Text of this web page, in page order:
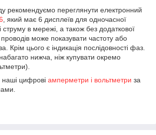
рекомендуємо переглянути електронний
, який має 6 дисплеїв для одночасної
і струму в мережі, а також без додаткової
може показувати частоту або
Крім цього є індикація послідовності фаз.
нижча, ніж купувати окремо
наші цифрові амперметри і вольтметри за